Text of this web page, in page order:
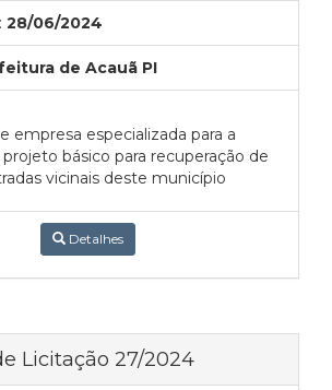
28/06/2024
de Acauã PI
empresa especializada para a
básico para recuperação de
vicinais deste município
Detalhes
Licitação 27/2024